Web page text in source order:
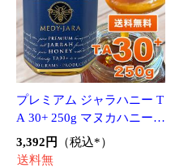
プレミアム マヌカハニー
MGO 263+ 125g スタンド
マ
ル